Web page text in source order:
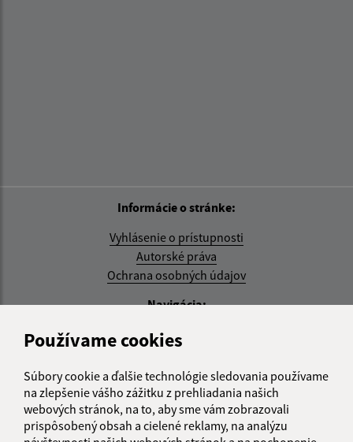
Používame cookies
Súbory cookie a ďalšie technológie sledovania používame
na zlepšenie vášho zážitku z prehliadania našich
webových stránok, na to, aby sme vám zobrazovali
prispôsobený obsah a cielené reklamy, na analýzu
Informácie o stránke:
Vyhlásenie o prístupnosti
Autorské práva
Ochrana osobných údajov
Navigácia:
Vytlačiť aktuálnu stránku
Cookies
Rýchle odkazy:
Aktuality